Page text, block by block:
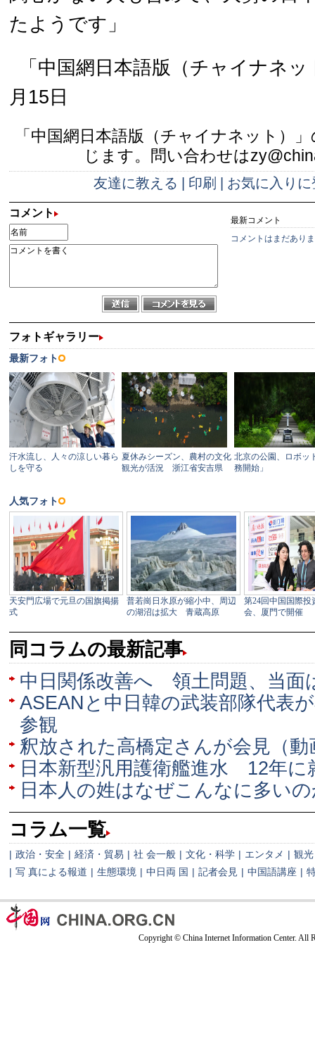
たようです」
「中国網日本語版（チャイナネ
月15日
「中国網日本語版（チャイナネット）
じます。問い合わせは
友達に教える 印刷 お気に入りに
コメント
最新コメント
コメントはまだあり
同コラムの最新記事
中日関係改善へ 領土問題、当面
ASEANと中日韓の武装部隊代表
参観
釈放された高橋定さんが会見（動
日本新型汎用護衛艦進水 12年に
日本人の姓はなぜこんなに多い
コラム一覧
| 政治・安全 | 経済・貿易 | 社 会一般 | 文化・科学 | エンタメ | 観光
| 写 真による報道 | 生態環境 | 中日両 国 | 記者会見 | 中国語講座 |